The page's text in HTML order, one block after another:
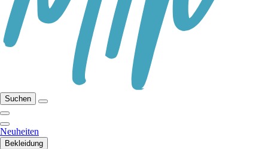
Suchen
Neuheiten
Bekleidung